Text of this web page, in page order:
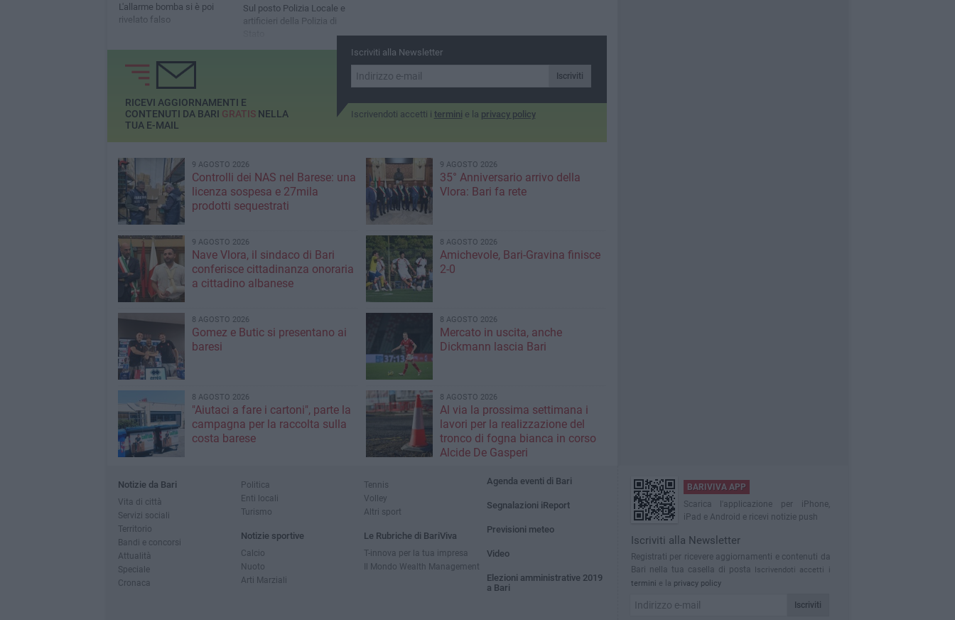
L'allarme bomba si è poi
rivelato falso
Sul posto Polizia Locale e
artificieri della Polizia di
Iscriviti alla Newsletter
Iscriviti
Iscrivendoti accetti i termini e la privacy policy
RICEVI AGGIORNAMENTI E
CONTENUTI DA BARI GRATISNELLA
TUA E-MAIL
9 AGOSTO 2026
Controlli dei NAS nel Barese: una
licenza sospesa e 27mila
prodotti sequestrati
9 AGOSTO 2026
35° Anniversario arrivo della
Vlora: Bari fa rete
9 AGOSTO 2026
Nave Vlora, il sindaco di Bari
conferisce cittadinanza onoraria
a cittadino albanese
8 AGOSTO 2026
Amichevole, Bari-Gravina finisce
2-0
8 AGOSTO 2026
Gomez e Butic si presentano ai
baresi
8 AGOSTO 2026
Mercato in uscita, anche
Dickmann lascia Bari
8 AGOSTO 2026
"Aiutaci a fare i cartoni", parte la
campagna per la raccolta sulla
costa barese
8 AGOSTO 2026
Al via la prossima settimana i
lavori per la realizzazione del
tronco di fogna bianca in corso
Alcide De Gasperi
Notizie da Bari
Vita di città
Servizi sociali
Territorio
Bandi e concorsi
Attualità
Speciale
Cronaca
Politica
Enti locali
Turismo
Notizie sportive
Calcio
Nuoto
Arti Marziali
Tennis
Volley
Altri sport
Le Rubriche di BariViva
T-innova per la tua impresa
Il Mondo Wealth Management
Agenda eventi di Bari
Segnalazioni iReport
Previsioni meteo
Video
Elezioni amministrative 2019
a Bari
BARIVIVA APP
Scarica l'applicazione per iPhone,
iPad e Android e ricevi notizie push
Iscriviti alla Newsletter
Registrati per ricevere aggiornamenti e contenuti da
Bari nella tua casella di posta
Iscrivendoti accetti i
termini e la privacy policy
Iscriviti